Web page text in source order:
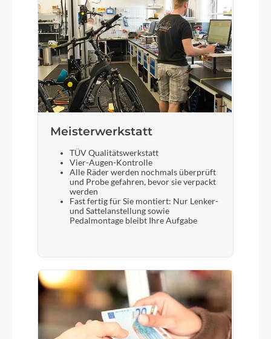
Meisterwerkstatt
TÜV Qualitätswerkstatt
Vier-Augen-Kontrolle
Alle Räder werden nochmals überprüft
und Probe gefahren, bevor sie verpackt
werden
Fast fertig für Sie montiert: Nur Lenker-
und Sattelanstellung sowie
Pedalmontage bleibt Ihre Aufgabe